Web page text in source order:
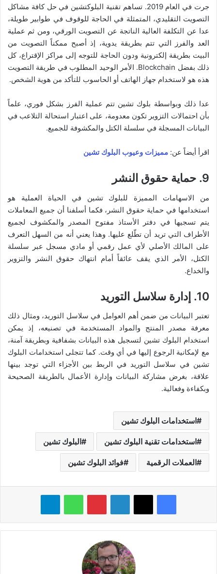
جرت في العام 2019. تساهم تقنية البلوكتشين في حل كافة مشاكل
التصويت التقليدي، المتمثلة في الحاجة للوقوف في طوابير طويلة،
عدا عن التكلفة العالية الناتجة عن التصويت الورقي، ومن ثم عملية
العد والفرز التي تتم بطريقة يدوية، إذ أصبح ممكناً التصويت من
البيت بطريقة إلكترونية ودون الحاجة للتوجه إلى مراكز الإقتراع، كل
ذلك بفضل Blockchain. الأمر الوحيد المطلوب في طريقة التصويت
هذه هو لاستخدام جهاز الهاتف أو الحاسوب للتأكد من هوية الشخص.
عدا ذلك وبواسطة بلوك تشين تتم عملية الفرز بشكل فوري، علماً
بأن احتمالات التزوير تكون معدومة، على اعتبار استحالة التلاعب في
البيانات المسجلة في سلسلة الكتل والمكشوفة للجميع.
اقرأ أيضاً عن: مميزات وعيوب البلوك تشين
9. حماية حقوق النشر
من الاسهامات المميزة للبلوك تشين في الحياة العملية هو
استخدامها في حماية حقوق النشر، فكما أسلفنا أن جميع المعاملات
يتم تسجيها في دفتر الأستاذ مفتوح المصدر والمكشوف لجميع
الأطراف التي تريد أن تطّلع عليها. وهذا يعني أنه من السهل التعرف
على المالك الأصلي لأي عمل رقمي أو مادي مسجل عبر سلسلة
الكتل، الأمر الذي يقف عائقاً أمام انتهاك حقوق النشر والتزوير
والخداع.
10. إدارة سلاسل التوريد
تعتبر البيانات من ضمن أهم العوامل في سلاسل التوريد، ومثال ذلك
معرفة مصدر المنتج والمواد المستخدمة في تصنيعه، إذ يمكن
استخدام البلوك تشين لتسجيل هذه البيانات بشفافية وبطريقة آمنة،
مع لإمكانية الرجوع إليها في أي وقت. كما تتجلى استخدامات البلوك
تشين في سلاسل التوريد في الربط بين الأجزاء التي توجد بينها
علاقة، بغرض مشاركة البيانات وإدارة الأعمال بالطريقة الصحيحة
وبكفاءة وفعالية.
استخدامات البلوك تشين
استخدامات تقنية البلوك تشين البلوك تشين
العملات الرقمية فوائد البلوك تشين
فيسبوك ‫X لينكدإن بينتيريستواتساب تيلقرام